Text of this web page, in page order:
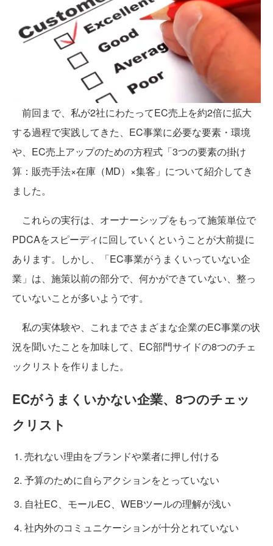
前回まで、私が2社にわたってEC売上を約2倍に拡大
する過程で実践してきた、EC事業に必要な要素・環境
や、EC売上アップのための方程式「3つの要素の掛け
算：販売手法×在庫（MD）×集客」について紹介してき
ました。
これらの実行は、オーナーシップをもって施策単位で
PDCAをスピーディに回していくということが大前提に
あります。しかし、「EC事業がうまくいっていない企
業」は、施策以前の部分で、何かができていない、整っ
ていないことが多いようです。
私の実体験や、これまでさまざまな企業のEC事業の状
況を聞いたことを加味して、EC部門サイドの8つのチェ
ックリストを作りました。
ECがうまくいかない企業、8つのチェッ
クリスト
売れない理由をブランドや業者に押し付ける
予算のために自らアクションをとっていない
自社EC、モールEC、WEBツールの理解が浅い
社内外のコミュニケーションが十分とれていない